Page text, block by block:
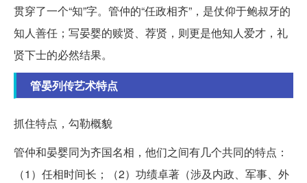
贯穿了一个“知”字。管仲的“任政相齐”，是仗仰于鲍叔牙的
知人善任；写晏婴的赎贤、荐贤，则更是他知人爱才，礼
贤下士的必然结果。
管晏列传艺术特点
抓住特点，勾勒概貌
管仲和晏婴同为齐国名相，他们之间有几个共同的特点：
（1）任相时间长；（2）功绩卓著（涉及内政、军事、外